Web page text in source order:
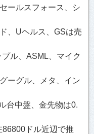
ールスフォース、シ
、Uヘルス、GSは売
ル、ASML、マイク
ーグル、メタ、イン
台中盤、金先物は0.
ドル近辺で推